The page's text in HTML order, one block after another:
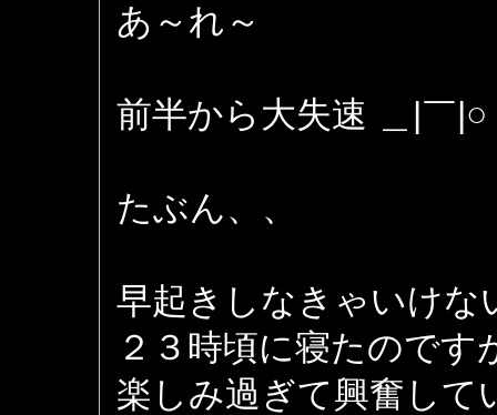
あ～れ～
前半から大失速 ＿|￣|○
たぶん、、
早起きしなきゃいけな
２３時頃に寝たのです
楽しみ過ぎて興奮して